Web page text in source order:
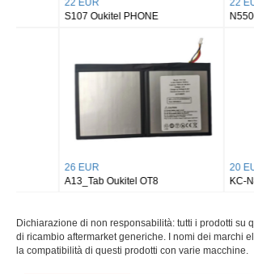
S107 Oukitel PHONE
N5500A
A13_Tab Oukitel OT8
KC-N8000A
Dichiarazione di non responsabilità: tutti i prodotti su
di ricambio aftermarket generiche. I nomi dei marchi
la compatibilità di questi prodotti con varie macchine.